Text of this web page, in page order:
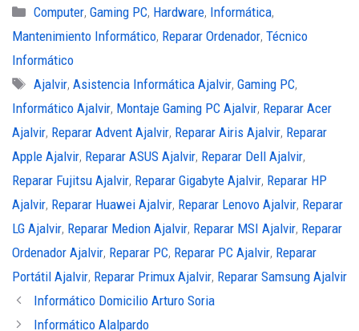
Categorías
Computer,Gaming PC, Hardware, Informática,
Mantenimiento Informático, Reparar Ordenador, Técnico
Informático
Etiquetas
Ajalvir,Asistencia Informática Ajalvir,Gaming PC,
Informático Ajalvir, Montaje Gaming PC Ajalvir, Reparar Acer
Ajalvir, Reparar Advent Ajalvir, Reparar Airis Ajalvir, Reparar
Apple Ajalvir, Reparar ASUS Ajalvir, Reparar Dell Ajalvir,
Reparar Fujitsu Ajalvir, Reparar Gigabyte Ajalvir, Reparar HP
Ajalvir, Reparar Huawei Ajalvir, Reparar Lenovo Ajalvir, Reparar
LG Ajalvir, Reparar Medion Ajalvir, Reparar MSI Ajalvir, Reparar
Ordenador Ajalvir, Reparar PC, Reparar PC Ajalvir, Reparar
Portátil Ajalvir, Reparar Primux Ajalvir, Reparar Samsung Ajalvir
Informático Domicilio Arturo Soria
Informático Alalpardo